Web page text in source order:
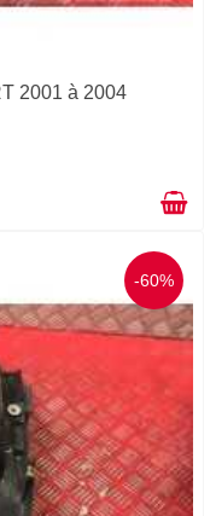
2001 à 2004
-60%